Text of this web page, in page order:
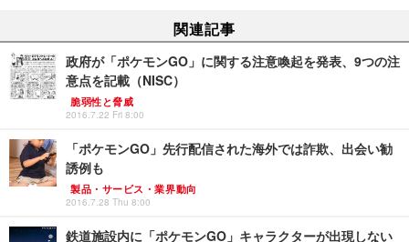
関連記事
政府が「ポケモンGO」に関する注意喚起を発表、9つの注
意点を記載（NISC）
脆弱性と脅威
2016.7.22 Fri 8:00
「ポケモンGO」先行配信された海外では詐欺、出会い勧
誘例も
製品・サービス・業界動向
2016.7.28 Thu 8:00
鉄道施設内に「ポケモンGO」キャラクターが出現しない